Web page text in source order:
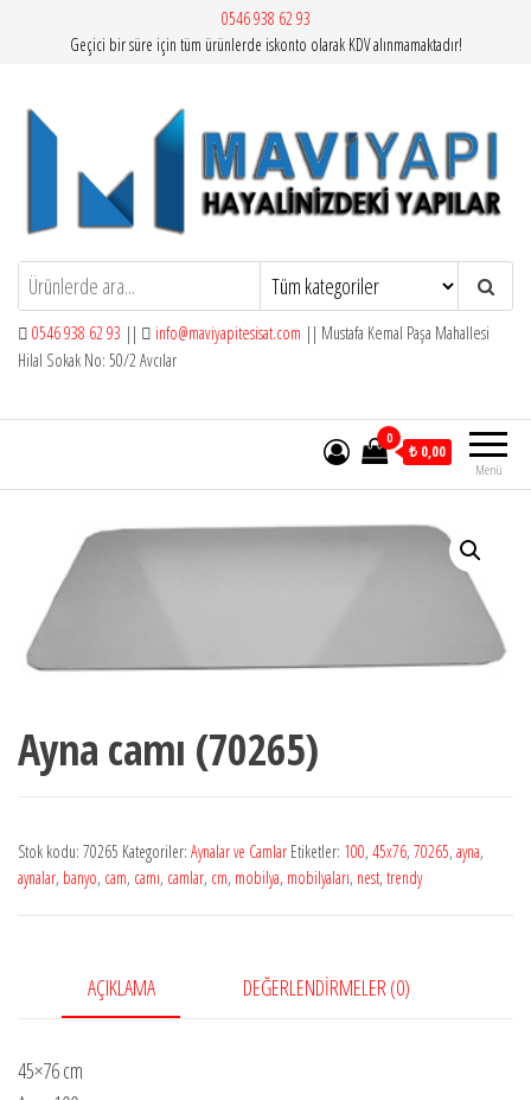
0546 938 62 93
Geçici bir süre için tüm ürünlerde iskonto olarak KDV alınmamaktadır!
Mavi Yapı | Vitra Artema
0546 938 62 93 || info@maviyapitesisat.com || Mustafa Kemal Paşa Mahallesi
Hilal Sokak No: 50/2 Avcılar
Menü
0
₺ 0,00
Ayna camı (70265)
Stok kodu: 70265 Kategoriler: Aynalar ve Camlar Etiketler: 100, 45x76, 70265, ayna,
aynalar, banyo, cam, camı, camlar, cm, mobilya, mobilyaları, nest, trendy
AÇIKLAMA DEĞERLENDIRMELER (0)
45×76 cm